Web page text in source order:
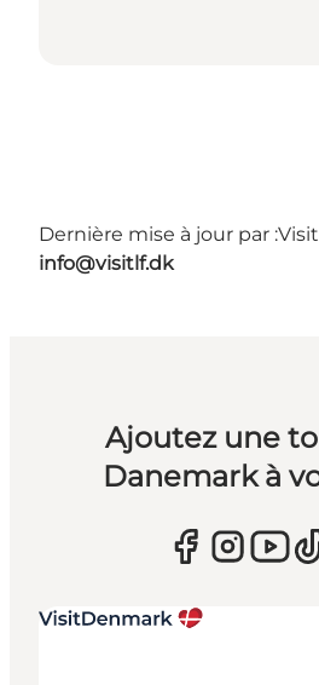
Dernière mise à jour par :
info@visitlf.dk
Ajoutez une
Danemark à